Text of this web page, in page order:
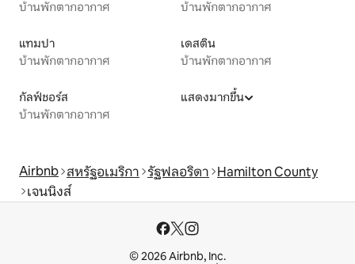
บ้านพักตากอากาศ
บ้านพักตากอากาศ
แทมปา
บ้านพักตากอากาศ
เดสติน
บ้านพักตากอากาศ
กัลฟ์ชอร์ส
บ้านพักตากอากาศ
แสดงมากขึ้น
Airbnb สหรัฐอเมริกา รัฐฟลอริดา Hamilton County
เจนนิงส์
© 2026 Airbnb, Inc.